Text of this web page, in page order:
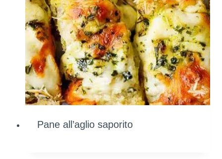
Pane all’aglio saporito